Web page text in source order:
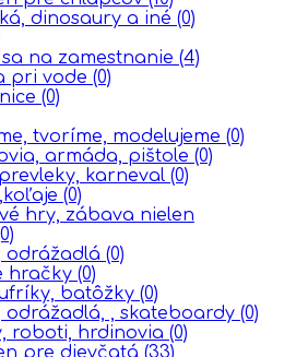
dinosaury a iné (0)
na zamestnanie (4)
pri vode (0)
(0)
tvoríme, modelujeme (0)
armáda, pištole (0)
karneval (0)
(0)
hry, zábava nielen
odrážadlá (0)
hračky (0)
batôžky (0)
odrážadlá, , skateboardy (0)
roboti, hrdinovia (0)
pre dievčatá (33)